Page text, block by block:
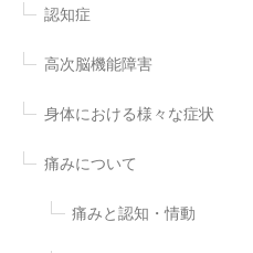
認知症
高次脳機能障害
身体における様々な症状
痛みについて
痛みと認知・情動